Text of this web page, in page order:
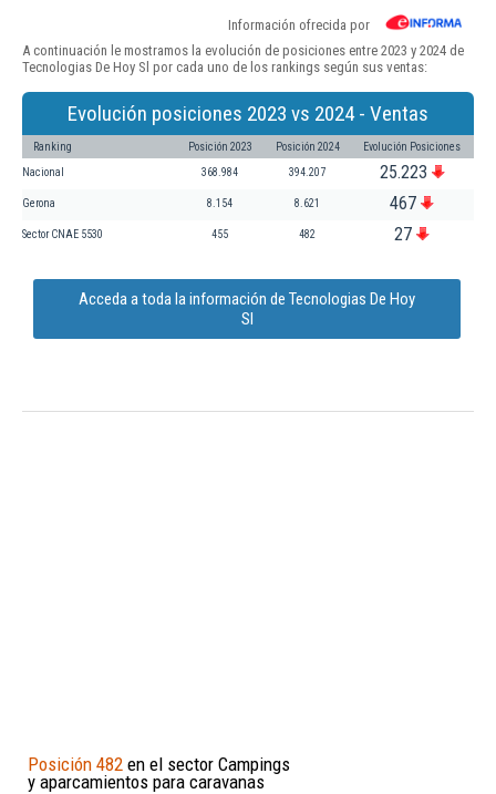
Información ofrecida por
A continuación le mostramos la evolución de posiciones entre 2023 y 2024 de
Tecnologias De Hoy Sl por cada uno de los rankings según sus ventas:
Evolución posiciones 2023 vs 2024 - Ventas
Ranking Posición 2023 Posición 2024 Evolución Posiciones
Nacional 368.984 394.207 25.223
Gerona 8.154 8.621 467
Sector CNAE 5530 455 482 27
Acceda a toda la información de Tecnologias De Hoy
Sl
Posición 482 en el sector Campings
y aparcamientos para caravanas